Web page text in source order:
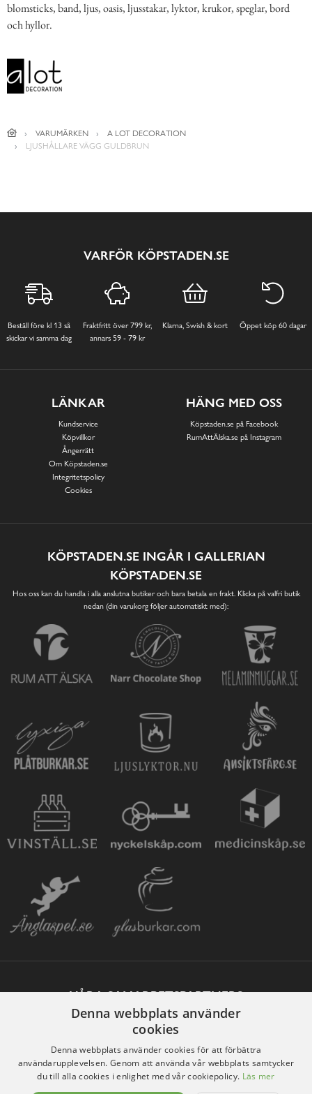
blomsticks, band, ljus, oasis, ljusstakar, lyktor, krukor, speglar, bord
och hyllor.
VARUMÄRKEN
A LOT DECORATION
LJUSHÅLLARE VÄGG GULDBRUN
VARFÖR KÖPSTADEN.SE
Beställ före kl 13 så
skickar vi samma dag
Fraktfritt över 799 kr,
annars 59 - 79 kr
Klarna, Swish & kort Öppet köp 60 dagar
LÄNKAR
Kundservice
Köpvillkor
Ångerrätt
Om Köpstaden.se
Integritetspolicy
Cookies
HÄNG MED OSS
Köpstaden.se på Facebook
RumAttÄlska.se på Instagram
KÖPSTADEN.SE INGÅR I GALLERIAN
KÖPSTADEN.SE
Hos oss kan du handla i alla anslutna butiker och bara betala en frakt. Klicka på valfri butik
nedan (din varukorg följer automatiskt med):
VÅRA SAMARBETSPARTNERS
Denna webbplats använder
cookies
Denna webbplats använder cookies för att förbättra
användarupplevelsen. Genom att använda vår webbplats samtycker
du till alla cookies i enlighet med vår cookiepolicy. Läs mer